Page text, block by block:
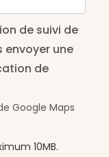
de suivi de
une
de
Google Maps
10MB.